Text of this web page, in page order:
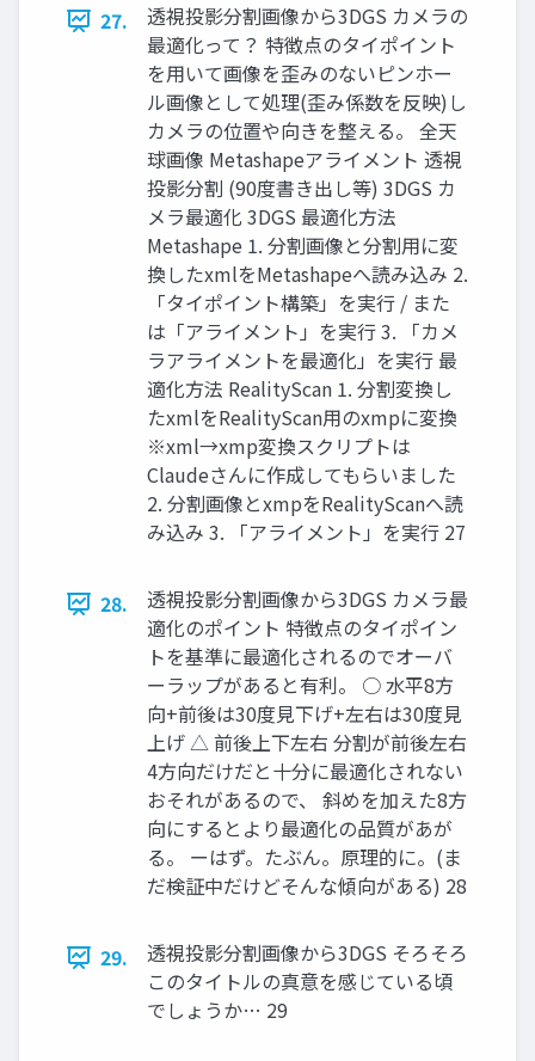
27.
透視投影分割画像から3DGS カメラの
最適化って？ 特徴点のタイポイント
を用いて画像を歪みのないピンホー
ル画像として処理(歪み係数を反映)し
カメラの位置や向きを整える。 全天
球画像 Metashapeアライメント 透視
投影分割 (90度書き出し等) 3DGS カ
メラ最適化 3DGS 最適化方法
Metashape 1. 分割画像と分割用に変
換したxmlをMetashapeへ読み込み 2.
「タイポイント構築」を実行 / また
は「アライメント」を実行 3. 「カメ
ラアライメントを最適化」を実行 最
適化方法 RealityScan 1. 分割変換し
たxmlをRealityScan用のxmpに変換
※xml→xmp変換スクリプトは
Claudeさんに作成してもらいました
2. 分割画像とxmpをRealityScanへ読
み込み 3. 「アライメント」を実行 27
28.
透視投影分割画像から3DGS カメラ最
適化のポイント 特徴点のタイポイン
トを基準に最適化されるのでオーバ
ーラップがあると有利。 ○ 水平8方
向+前後は30度見下げ+左右は30度見
上げ △ 前後上下左右 分割が前後左右
4方向だけだと十分に最適化されない
おそれがあるので、 斜めを加えた8方
向にするとより最適化の品質があが
る。 ーはず。たぶん。原理的に。(ま
だ検証中だけどそんな傾向がある) 28
29.
透視投影分割画像から3DGS そろそろ
このタイトルの真意を感じている頃
でしょうか… 29